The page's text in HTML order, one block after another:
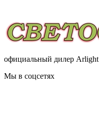
официальный дилер Arlight
Мы в соцсетях